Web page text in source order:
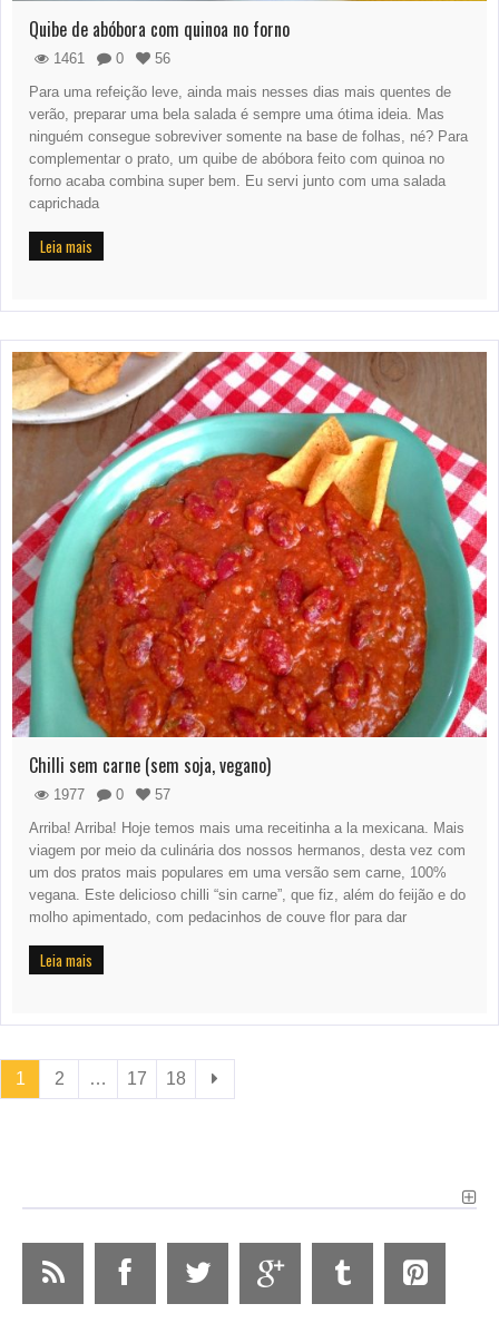
Quibe de abóbora com quinoa no forno
1461 0
56
Para uma refeição leve, ainda mais nesses dias mais quentes de
verão, preparar uma bela salada é sempre uma ótima ideia. Mas
ninguém consegue sobreviver somente na base de folhas, né? Para
complementar o prato, um quibe de abóbora feito com quinoa no
forno acaba combina super bem. Eu servi junto com uma salada
caprichada
Leia mais
Chilli sem carne (sem soja, vegano)
1977 0
57
Arriba! Arriba! Hoje temos mais uma receitinha a la mexicana. Mais
viagem por meio da culinária dos nossos hermanos, desta vez com
um dos pratos mais populares em uma versão sem carne, 100%
vegana. Este delicioso chilli “sin carne”, que fiz, além do feijão e do
molho apimentado, com pedacinhos de couve flor para dar
Leia mais
1 2 … 17 18